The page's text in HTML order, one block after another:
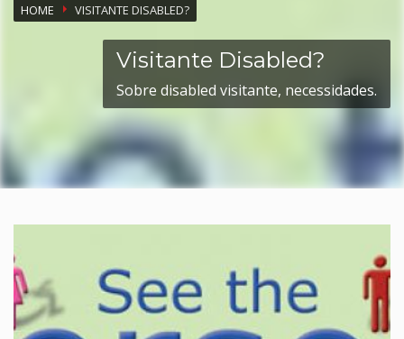
HOME VISITANTE DISABLED?
Visitante Disabled?
Sobre disabled visitante, necessidades.